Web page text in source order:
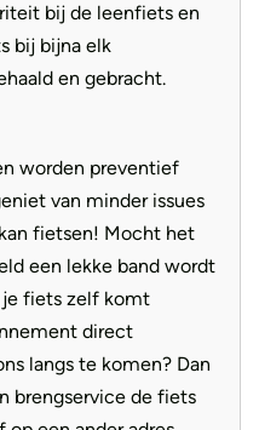
bij de leenfiets en
bij bijna elk
en gebracht.
worden preventief
van minder issues
fietsen! Mocht het
een lekke band wordt
je fiets zelf komt
direct
langs te komen? Dan
brengservice de fiets